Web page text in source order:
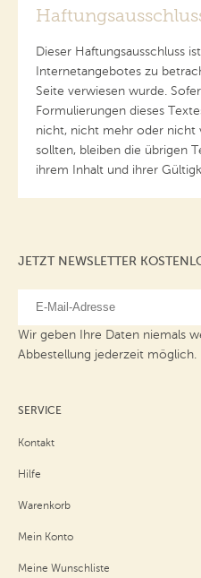
Dieser Haftungsausschluss
Internetangebotes zu
Seite verwiesen wurde.
Formulierungen dieses
nicht, nicht mehr oder nicht
sollten, bleiben die übrigen
ihrem Inhalt und ihrer
JETZT NEWSLETTER
Wir geben Ihre Daten niemals
Abbestellung jederzeit möglich.
SERVICE
Kontakt
Hilfe
Warenkorb
Mein Konto
Meine Wunschliste